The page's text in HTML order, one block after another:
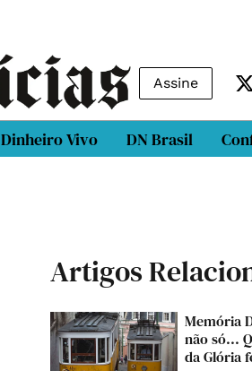
Assine
Dinheiro Vivo DN Brasil
Artigos
Memória
não só...
da Glória